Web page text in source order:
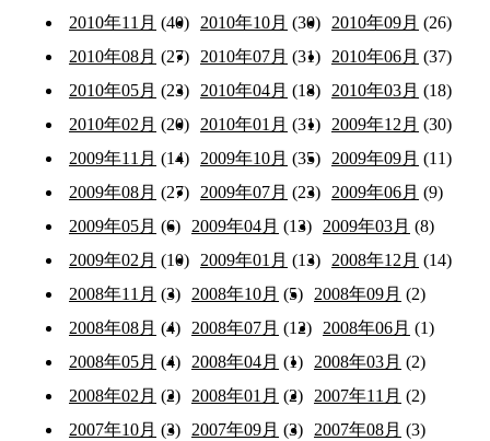
2010年11月 (40) 2010年10月 (30) 2010年09月 (26)
2010年08月 (27) 2010年07月 (31) 2010年06月 (37)
2010年05月 (23) 2010年04月 (18) 2010年03月 (18)
2010年02月 (20) 2010年01月 (31) 2009年12月 (30)
2009年11月 (14) 2009年10月 (35) 2009年09月 (11)
2009年08月 (27) 2009年07月 (23) 2009年06月 (9)
2009年05月 (6) 2009年04月 (13) 2009年03月 (8)
2009年02月 (10) 2009年01月 (13) 2008年12月 (14)
2008年11月 (3) 2008年10月 (5) 2008年09月 (2)
2008年08月 (4) 2008年07月 (12) 2008年06月 (1)
2008年05月 (4) 2008年04月 (1) 2008年03月 (2)
2008年02月 (2) 2008年01月 (2) 2007年11月 (2)
2007年10月 (3) 2007年09月 (3) 2007年08月 (3)